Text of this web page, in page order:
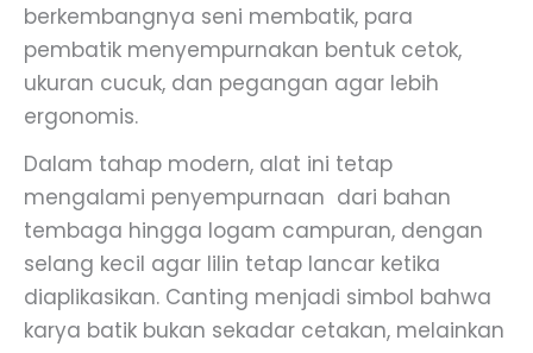
berkembangnya seni membatik, para
pembatik menyempurnakan bentuk cetok,
ukuran cucuk, dan pegangan agar lebih
ergonomis.
Dalam tahap modern, alat ini tetap
mengalami penyempurnaan dari bahan
tembaga hingga logam campuran, dengan
selang kecil agar lilin tetap lancar ketika
diaplikasikan. Canting menjadi simbol bahwa
karya batik bukan sekadar cetakan, melainkan